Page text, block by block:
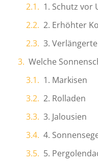
1. Schutz vor
2. Erhöhter
3.
1. Markisen
2. Rolladen
3. Jalousien
4.